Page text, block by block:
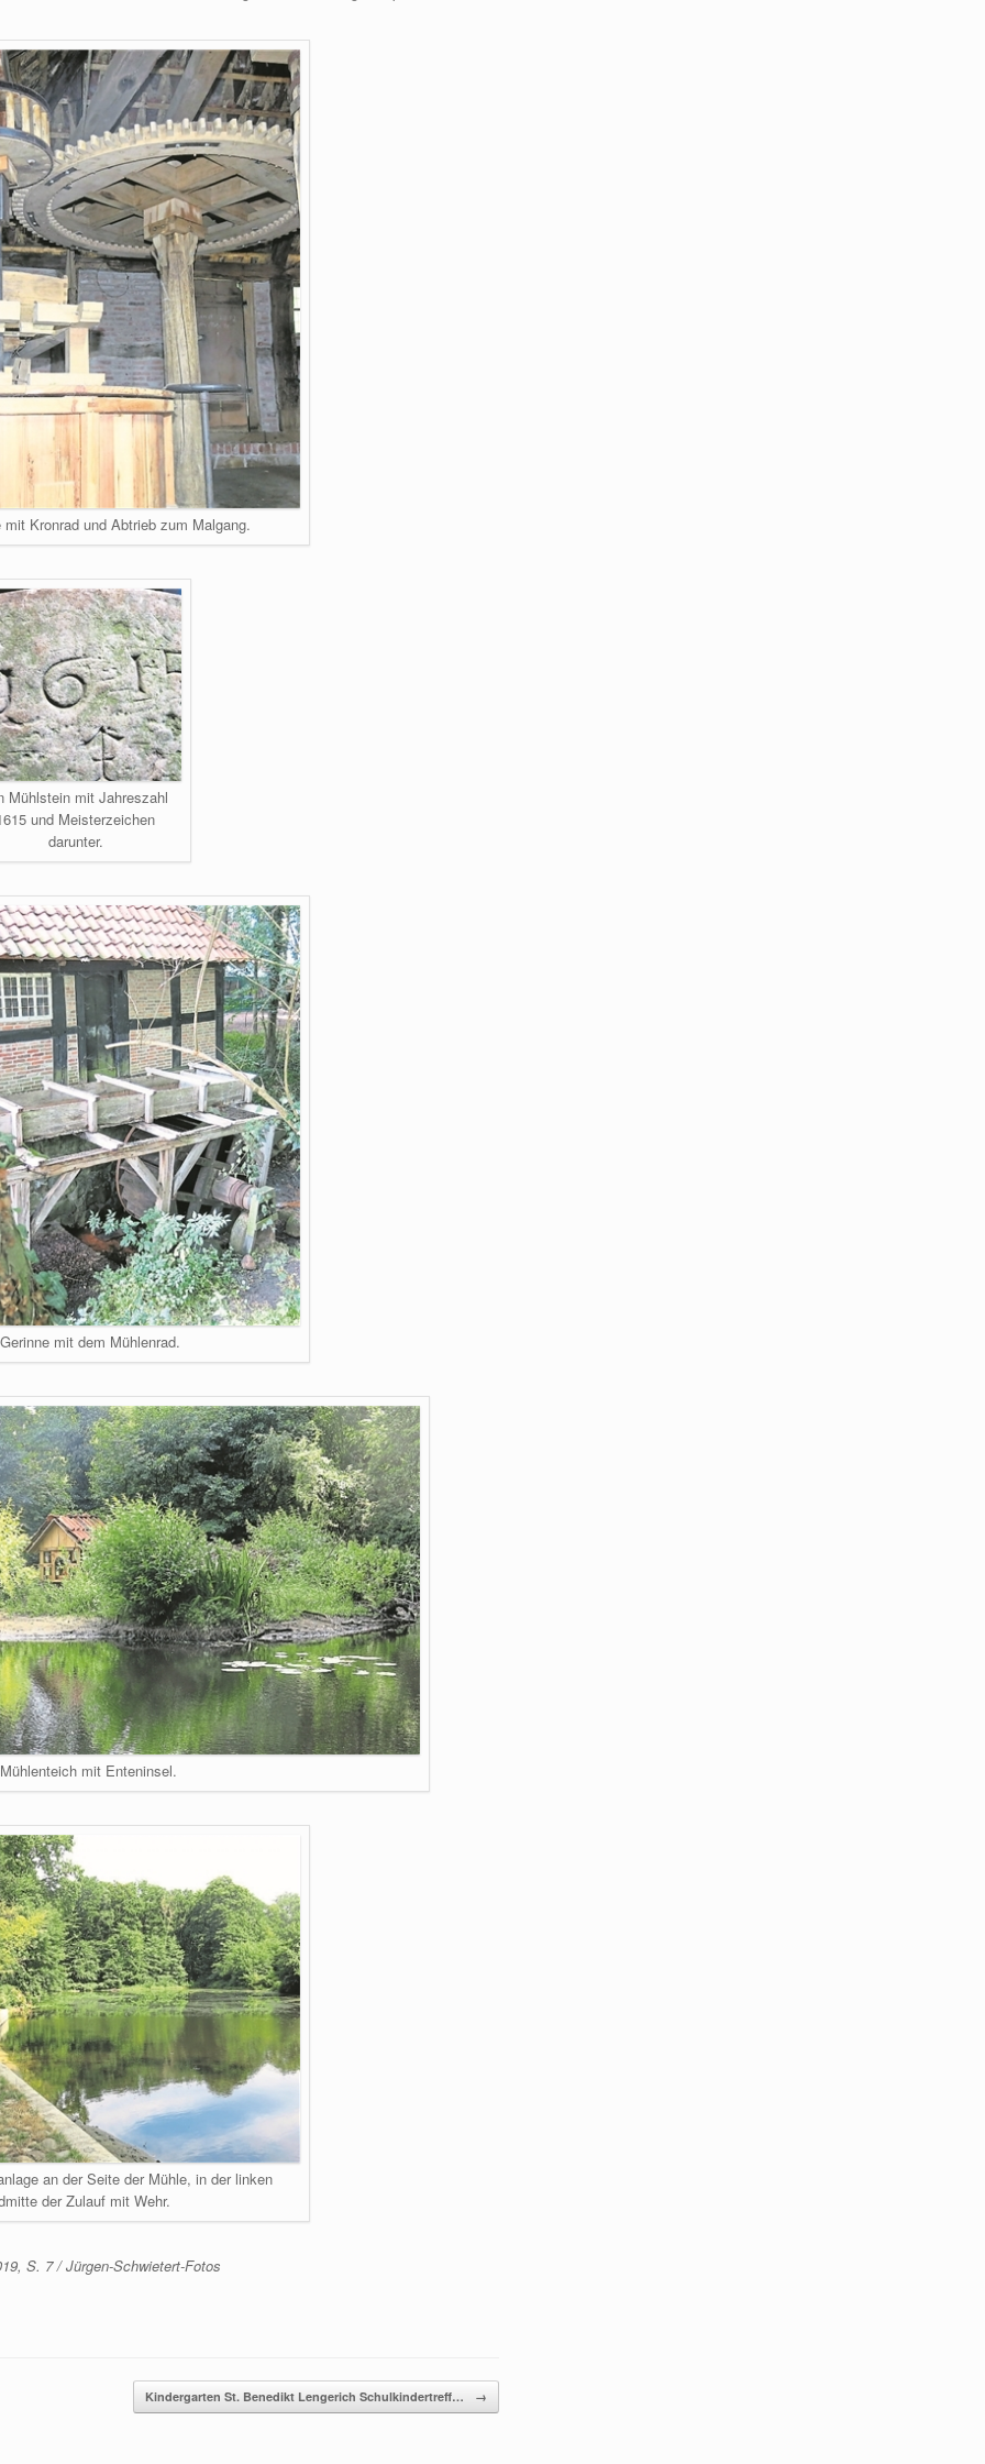
mit Kronrad und Abtrieb zum Malgang.
Mühlstein mit Jahreszahl
und Meisterzeichen
darunter.
mit dem Mühlenrad.
mit Enteninsel.
an der Seite der Mühle, in der linken
der Zulauf mit Wehr.
S. 7 / Jürgen-Schwietert-Fotos
Kindergarten St. Benedikt Lengerich Schulkindertreff… →